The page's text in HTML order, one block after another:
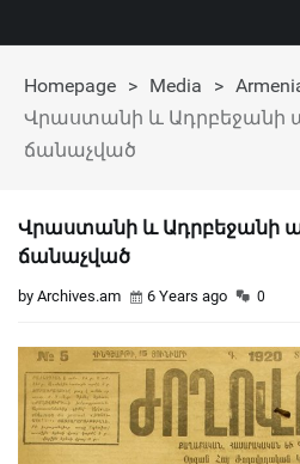
Homepage > Media >
Վրաստանի և Ադրբեջանի
ճանաչված
Վրաստանի և Ադրբեջանի
ճանաչված
by Archives.am 6 Years ago 0